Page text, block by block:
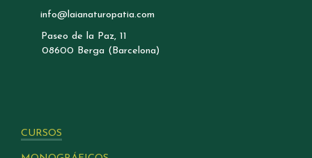
info@laianaturopatia.com
Paseo de la Paz, 11
08600 Berga (Barcelona)
CURSOS